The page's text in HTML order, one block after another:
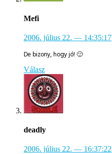
Mefi
2006. július 22. — 14:35:17
De bizony, hogy jó! 🙂
Válasz
deadly
2006. július 22. — 16:37:22